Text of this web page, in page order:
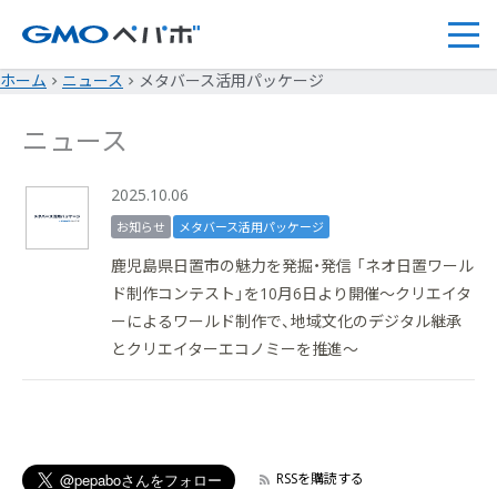
ホーム ニュース メタバース活用パッケージ
ニュース
2025.10.06
お知らせ メタバース活用パッケージ
鹿児島県日置市の魅力を発掘・発信 「ネオ日置ワール
ド制作コンテスト」を10月6日より開催～クリエイタ
ーによるワールド制作で、地域文化のデジタル継承
とクリエイターエコノミーを推進～
RSSを購読する